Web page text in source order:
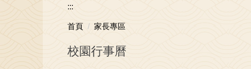
:::
首頁 家長專區
校園行事曆